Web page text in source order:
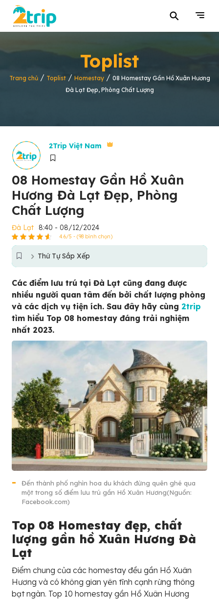
⚲
Toplist
Trang chủ/ Toplist/ Homestay/ 08 Homestay Gần Hồ Xuân Hương
Đà Lạt Đẹp, Phòng Chất Lượng
2Trip Việt Nam
08 Homestay Gần Hồ Xuân
Hương Đà Lạt Đẹp, Phòng
Chất Lượng
Đà Lạt 8:40 - 08/12/2024
4.6/5 - (98 bình chọn)
Thứ Tự Sắp Xếp
Các điểm lưu trú tại Đà Lạt cũng đang được
nhiều người quan tâm đến bởi chất lượng phòng
và các dịch vụ tiện ích. Sau đây hãy cùng 2trip
tìm hiểu Top 08 homestay đáng trải nghiệm
nhất 2023.
Đến thành phố nghìn hoa du khách đừng quên ghé qua
một trong số điểm lưu trú gần Hồ Xuân Hương(Nguồn:
Facebook.com)
Top 08 Homestay đẹp, chất
lượng gần hồ Xuân Hương Đà
Lạt
Điểm chung của các homestay đều gần Hồ Xuân
Hương và có không gian yên tĩnh cạnh rừng thông
bạt ngàn. Top 10 homestay gần Hồ Xuân Hương